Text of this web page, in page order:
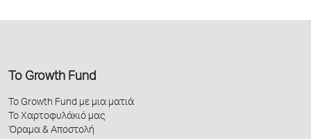
Το Growth Fund
Το Growth Fund με μια ματιά
Το Χαρτοφυλάκιό μας
Όραμα & Αποστολή